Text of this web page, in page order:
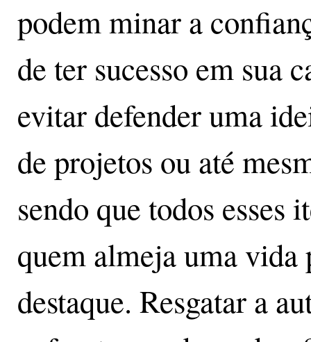
podem minar a
de ter sucesso em sua
evitar defender uma
de projetos ou até
sendo que todos esses
quem almeja uma vida
destaque. Resgatar a